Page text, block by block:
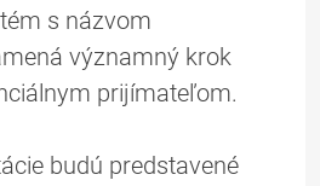
s názvom
významný krok
prijímateľom.
budú predstavené